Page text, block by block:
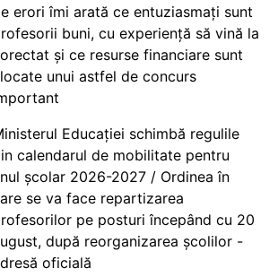
erori îmi arată ce entuziasmați sunt
buni, cu experiență să vină la
și ce resurse financiare sunt
unui astfel de concurs
Educației schimbă regulile
calendarul de mobilitate pentru
școlar 2026-2027 / Ordinea în
se va face repartizarea
pe posturi începând cu 20
după reorganizarea școlilor -
oficială